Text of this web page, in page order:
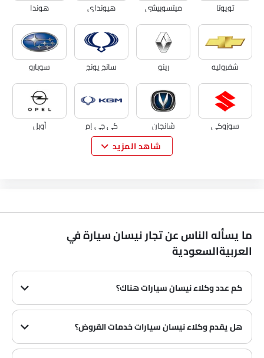
تويوتا ميتسوبيشي هيونداي هوندا
شفروليه رينو سانج يونج سوبارو
سوزوكي شانجان كي جي إم أوبل
دبليو موتورز دورسن ماهيندرا
شاهد المزيد
ما يسأله الناس عن تجار نيسان سيارة في
العربيةالسعودية
كم عدد وكلاء نيسان سيارات هناك؟
هل يقدم وكلاء نيسان سيارات خدمات القروض؟